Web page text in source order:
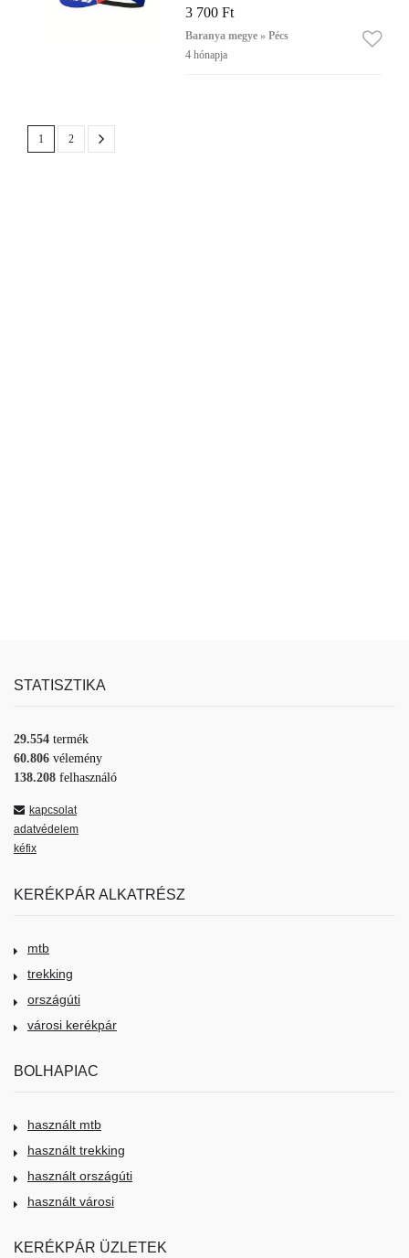
3 700 Ft
Baranya megye » Pécs
4 hónapja
1 2
STATISZTIKA
29.554 termék
60.806 vélemény
138.208 felhasználó
kapcsolat
adatvédelem
kéfix
KERÉKPÁR ALKATRÉSZ
mtb
trekking
országúti
városi kerékpár
BOLHAPIAC
használt mtb
használt trekking
használt országúti
használt városi
KERÉKPÁR ÜZLETEK